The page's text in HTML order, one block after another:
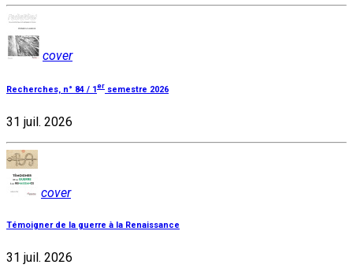
cover
Recherches, n° 84 / 1 er semestre 2026
31 juil. 2026
cover
Témoigner de la guerre à la Renaissance
31 juil. 2026